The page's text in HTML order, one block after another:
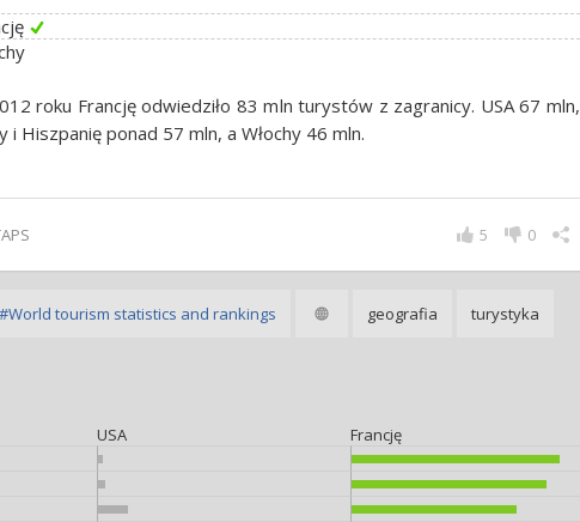
roku Francję odwiedziło 83 mln turystów z zagranicy. USA 67 mln,
i Hiszpanię ponad 57 mln, a Włochy 46 mln.
0
5
tourism statistics and rankings geografia turystyka
USA Francję